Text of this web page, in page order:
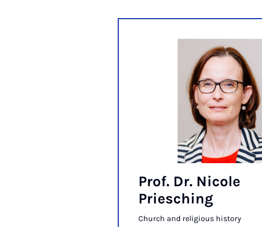
Prof. Dr. Nicole
Priesching
Church and religious history